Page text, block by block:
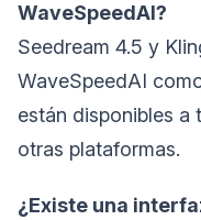
WaveSpeedAI?
Seedream 4.5 y
WaveSpeedAI
están disponibles a
otras plataformas.
¿Existe una